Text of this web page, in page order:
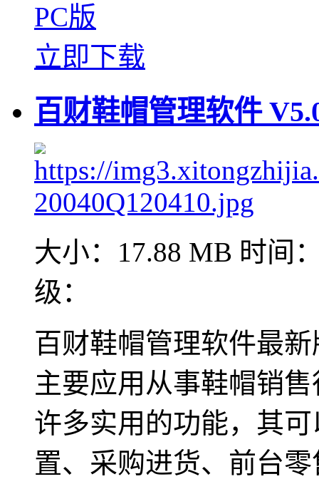
PC版
立即下载
百财鞋帽管理软件
大小：17.88 MB 时间
级：
百财鞋帽管理软件最
主要应用从事鞋帽销
许多实用的功能，其
置、采购进货、前台